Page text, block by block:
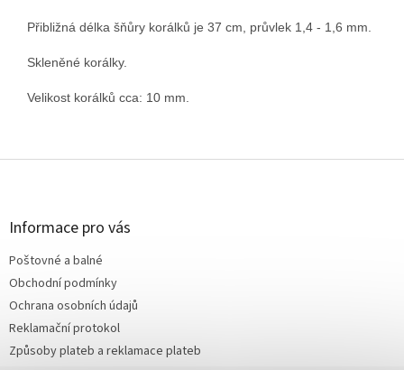
Přibližná délka šňůry korálků je 37 cm, průvlek 1,4 - 1,6 mm.
Skleněné korálky.
Velikost korálků cca: 10 mm.
Z
Informace pro vás
Poštovné a balné
Obchodní podmínky
Ochrana osobních údajů
Reklamační protokol
Způsoby plateb a reklamace plateb